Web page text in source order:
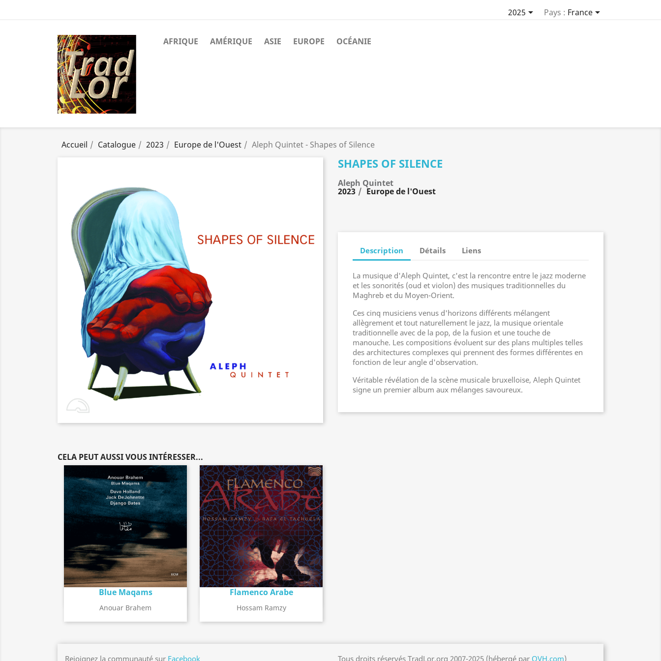
2025 Pays : France
AFRIQUE AMÉRIQUE ASIE EUROPE OCÉANIE
Accueil Catalogue 2023 Europe de l'Ouest Aleph Quintet - Shapes of Silence
SHAPES OF SILENCE
Aleph Quintet
2023 Europe de l'Ouest
Description Détails Liens
La musique d'Aleph Quintet, c'est la rencontre entre le jazz moderne
et les sonorités (oud et violon) des musiques traditionnelles du
Maghreb et du Moyen-Orient.
Ces cinq musiciens venus d'horizons différents mélangent
allègrement et tout naturellement le jazz, la musique orientale
traditionnelle avec de la pop, de la fusion et une touche de
manouche. Les compositions évoluent sur des plans multiples telles
des architectures complexes qui prennent des formes différentes en
fonction de leur angle d'observation.
Véritable révélation de la scène musicale bruxelloise, Aleph Quintet
signe un premier album aux mélanges savoureux.
CELA PEUT AUSSI VOUS INTÉRESSER...
Blue Maqams
Anouar Brahem
Détail de l'album Flamenco Arabe
Hossam Ramzy
search Détail de l'album
Rejoignez la communauté sur Facebook Tous droits réservés TradLor.org 2007-2025 (hébergé par OVH.com)